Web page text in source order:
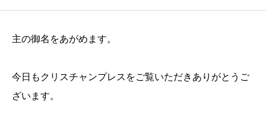
主の御名をあがめます。
今日もクリスチャンプレスをご覧いただきありがとうご
ざいます。